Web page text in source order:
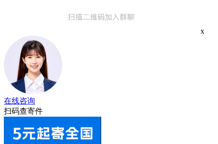
x
在线咨询
扫码查寄件